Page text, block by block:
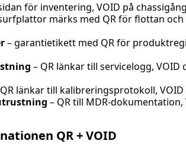
för inventering, VOID på
märks med QR för flottan och
– garantietikett med QR för
– QR länkar till servicelogg,
länkar till kalibreringsprotokoll,
– QR till MDR-
QR + VOID